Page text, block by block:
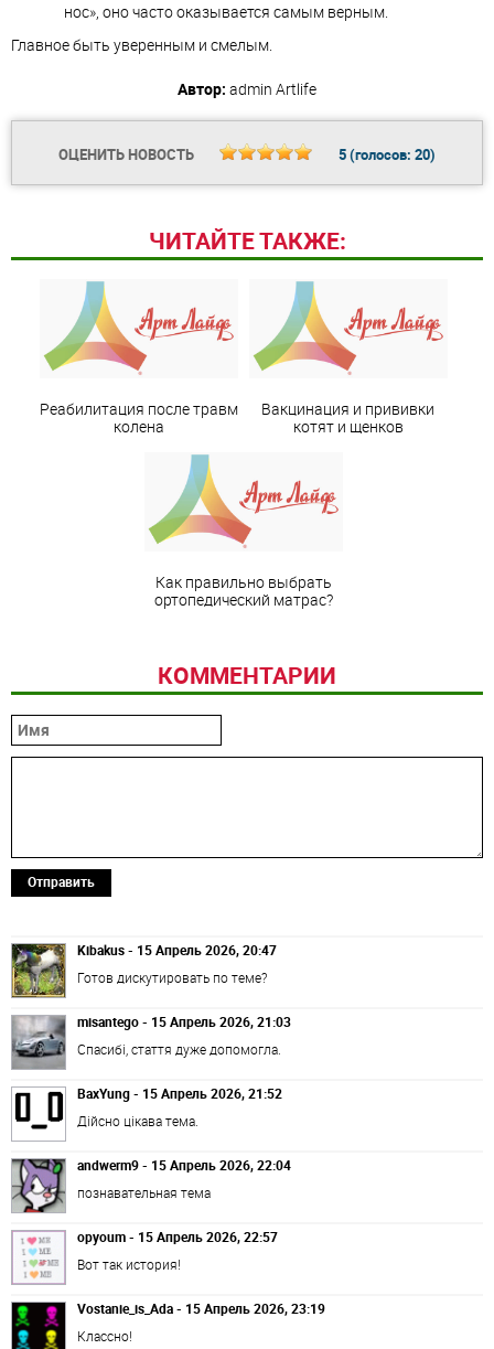
нос», оно часто оказывается самым верным.
Главное быть уверенным и смелым.
Автор: admin Artlife
ОЦЕНИТЬ НОВОСТЬ 5(голосов: 20)
ЧИТАЙТЕ ТАКЖЕ:
Реабилитация после травм
колена
Вакцинация и прививки
котят и щенков
Как правильно выбрать
ортопедический матрас?
КОММЕНТАРИИ
Отправить
Kibakus - 15 Апрель 2026, 20:47
Готов дискутировать по теме?
misantego - 15 Апрель 2026, 21:03
Спасибі, стаття дуже допомогла.
BaxYung - 15 Апрель 2026, 21:52
Дійсно цікава тема.
andwerm9 - 15 Апрель 2026, 22:04
познавательная тема
opyoum - 15 Апрель 2026, 22:57
Вот так история!
Vostanie_is_Ada - 15 Апрель 2026, 23:19
Классно!